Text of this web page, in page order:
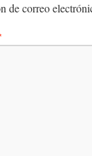
de correo